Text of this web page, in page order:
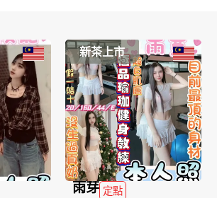
新茶上市
雨芽 定點